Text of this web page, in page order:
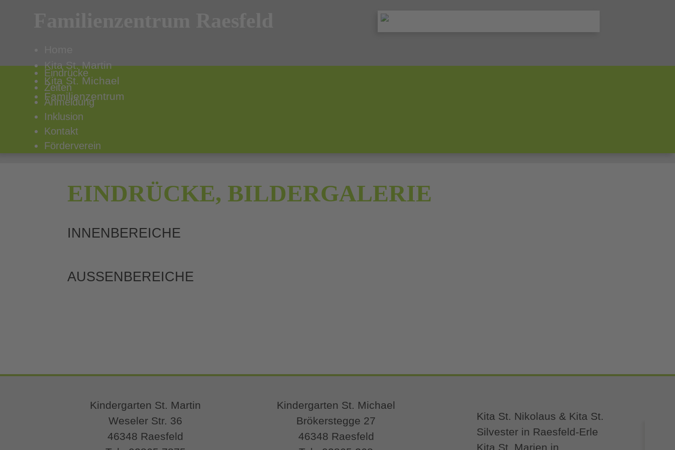
Kita St. Martin
Kita St. Michael
Familienzentrum
Eindrücke
Zeiten
Anmeldung
Inklusion
Kontakt
Förderverein
EINDRÜCKE, BILDERGALERIE
INNENBEREICHE
AUSSENBEREICHE
Kindergarten St. Martin
Weseler Str. 36
46348 Raesfeld
Kindergarten St. Michael
Brökerstegge 27
46348 Raesfeld
Kita St. Nikolaus & Kita St.
Silvester in Raesfeld-Erle
Kita St. Marien in